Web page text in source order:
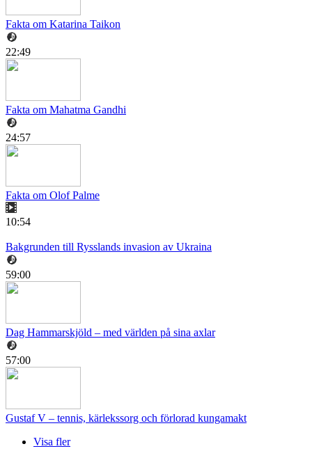
Fakta om Katarina Taikon
22:49
Fakta om Mahatma Gandhi
24:57
Fakta om Olof Palme
10:54
Bakgrunden till Rysslands invasion av Ukraina
59:00
Dag Hammarskjöld – med världen på sina axlar
57:00
Gustaf V – tennis, kärlekssorg och förlorad kungamakt
Visa fler